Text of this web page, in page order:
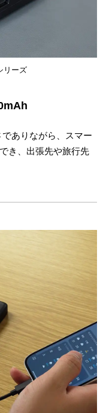
リーズ
ありながら、スマー
き、出張先や旅行先